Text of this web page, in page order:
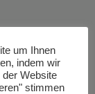
um Ihnen
indem wir
der Website
stimmen